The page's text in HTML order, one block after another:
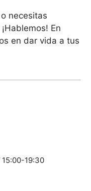
necesitas
En
en dar vida a tus
19:30